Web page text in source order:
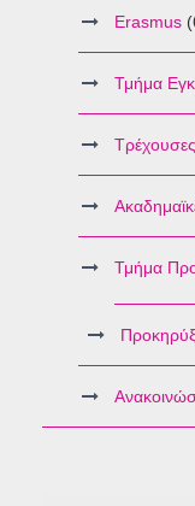
Erasmus
Τμήμα
Τρέχουσες
Τμήμα